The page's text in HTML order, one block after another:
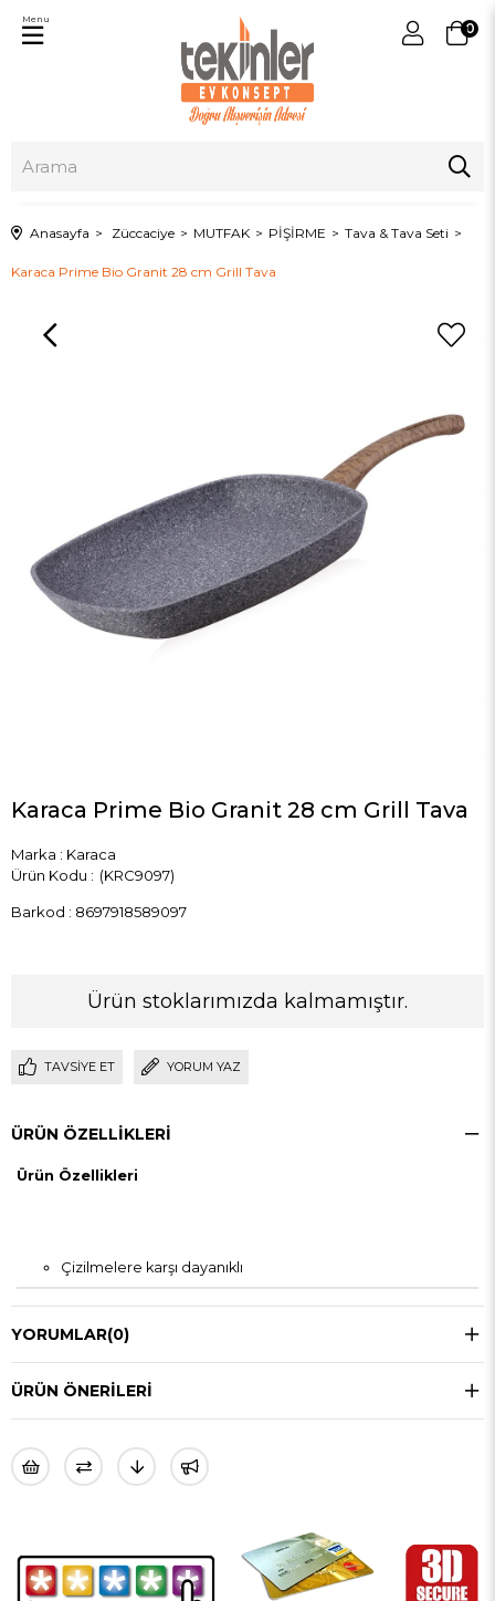
0
Menu
Anasayfa Züccaciye MUTFAK PİŞİRME Tava & Tava Seti
Karaca Prime Bio Granit 28 cm Grill Tava
Karaca Prime Bio Granit 28 cm Grill Tava
Marka : Karaca
(KRC9097)
Barkod : 8697918589097
Ürün stoklarımızda kalmamıştır.
TAVSIYE ET YORUM YAZ
ÜRÜN ÖZELLIKLERI
Ürün Özellikleri
Çizilmelere karşı dayanıklı
YORUMLAR(0)
ÜRÜN ÖNERILERI